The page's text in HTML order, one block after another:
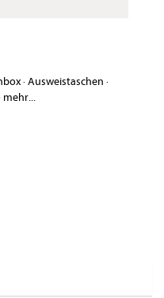
·Ausweistaschen ·
mehr...